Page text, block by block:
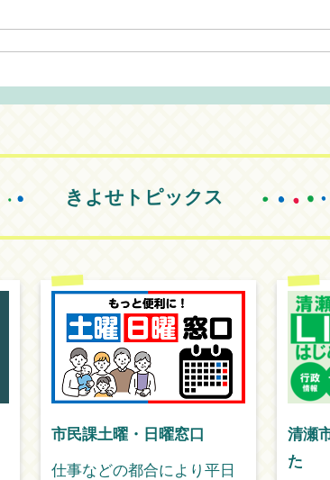
きよせトピックス
市民課土曜・日曜窓口
仕事などの都合により平日
清瀬
た